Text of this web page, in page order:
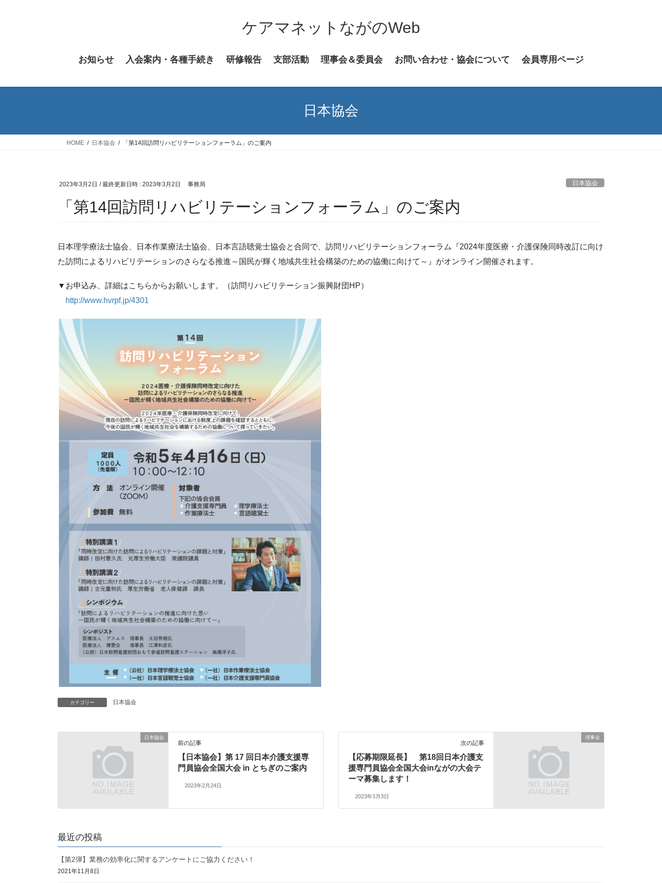
キ
に
ケアマネットながのWeb
お知らせ 入会案内・各種手続き 研修報告 支部活動 理事会＆委員会 お問い合わせ・協会について 会員専用ページ
日本協会
HOME 日本協会 「第14回訪問リハビリテーションフォーラム」のご案内
2023年3月2日 / 最終更新日時 : 2023年3月2日 事務局 日本協会
「第14回訪問リハビリテーションフォーラム」のご案内
日本理学療法士協会、日本作業療法士協会、日本言語聴覚士協会と合同で、訪問リハビリテーションフォーラム『2024年度医療・介護保険同時改訂に向け
た訪問によるリハビリテーションのさらなる推進～国民が輝く地域共生社会構築のための協働に向けて～』がオンライン開催されます。
▼お申込み、詳細はこちらからお願いします。（訪問リハビリテーション振興財団HP）
http://www.hvrpf.jp/4301
カテゴリー 日本協会
日本協会
前の記事
【日本協会】第 17 回日本介護支援専
門員協会全国大会 in とちぎのご案内
2023年2月24日
理事会
次の記事
【応募期限延長】 第18回日本介護支
援専門員協会全国大会inながの大会テ
ーマ募集します！
2023年3月3日
最近の投稿
【第2弾】業務の効率化に関するアンケートにご協力ください！
2021年11月8日